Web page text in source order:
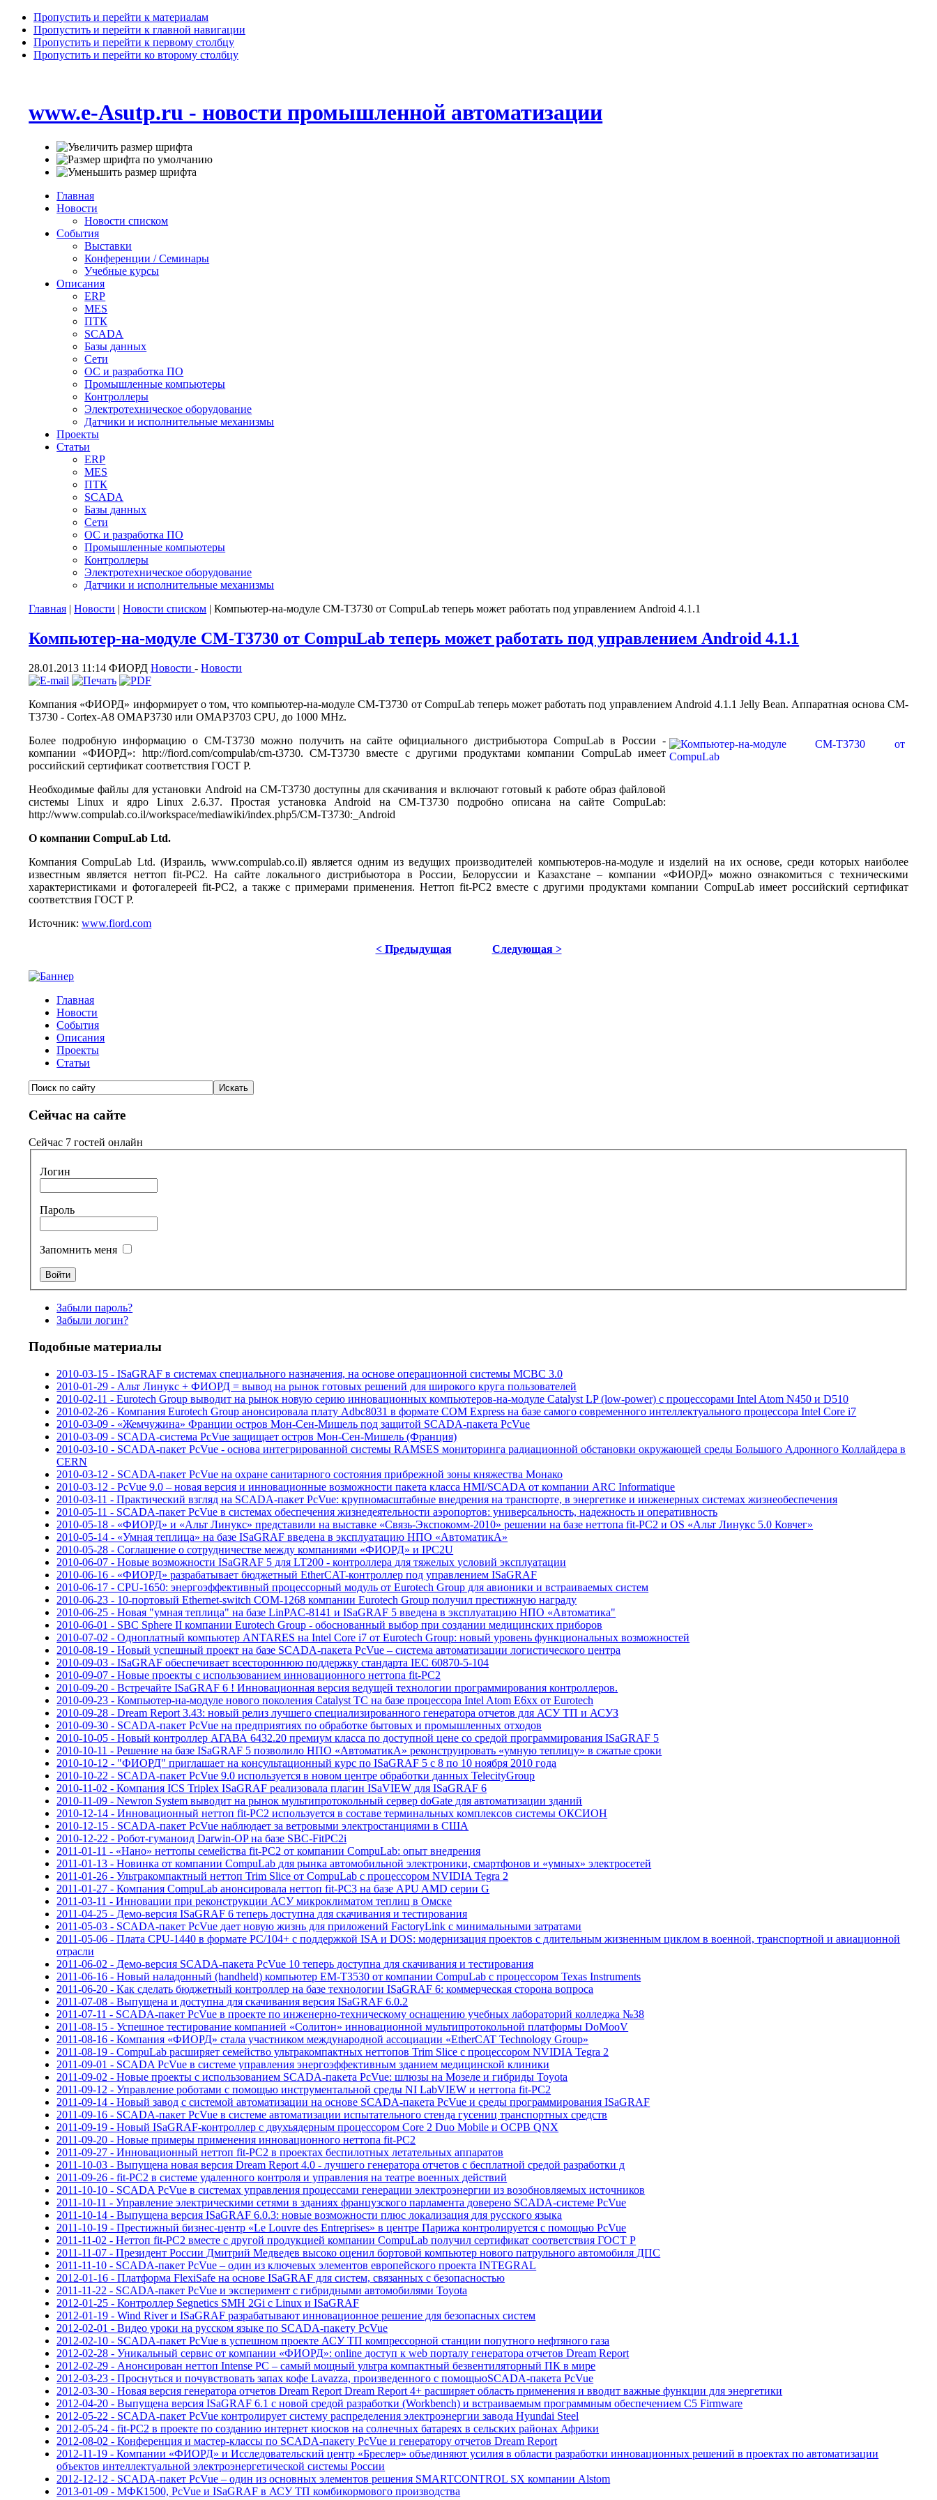
Пропустить и перейти к материалам
Пропустить и перейти к главной навигации
Пропустить и перейти к первому столбцу
Пропустить и перейти ко второму столбцу
www.e-Asutp.ru - новости промышленной автоматизации
Главная
Новости
Новости списком
События
Выставки
Конференции / Семинары
Учебные курсы
Описания
ERP
MES
ПТК
SCADA
Базы данных
Сети
ОС и разработка ПО
Промышленные компьютеры
Контроллеры
Электротехническое оборудование
Датчики и исполнительные механизмы
Проекты
Статьи
ERP
MES
ПТК
SCADA
Базы данных
Сети
ОС и разработка ПО
Промышленные компьютеры
Контроллеры
Электротехническое оборудование
Датчики и исполнительные механизмы
Главная |Новости |Новости списком | Компьютер-на-модуле CM-T3730 от CompuLab теперь может работать под управлением Android 4.1.1
Компьютер-на-модуле CM-T3730 от CompuLab теперь может работать под управлением Android 4.1.1
28.01.2013 11:14ФИОРДНовости-Новости
Компания «ФИОРД» информирует о том, что компьютер-на-модуле CM-T3730 от CompuLab теперь может работать под управлением Android 4.1.1 Jelly Bean. Аппаратная основа CM-
T3730 - Cortex-A8 OMAP3730 или OMAP3703 CPU, до 1000 MHz.
Более подробную информацию о CM-T3730 можно получить на сайте официального дистрибьютора CompuLab в России -
компании «ФИОРД»: http://fiord.com/compulab/cm-t3730. CM-T3730 вместе с другими продуктами компании CompuLab имеет
российский сертификат соответствия ГОСТ Р.
Необходимые файлы для установки Android на CM-T3730 доступны для скачивания и включают готовый к работе образ файловой
системы Linux и ядро Linux 2.6.37. Простая установка Android на CM-T3730 подробно описана на сайте CompuLab:
http://www.compulab.co.il/workspace/mediawiki/index.php5/CM-T3730:_Android
О компании CompuLab Ltd.
Компания CompuLab Ltd. (Израиль, www.compulab.co.il) является одним из ведущих производителей компьютеров-на-модуле и изделий на их основе, среди которых наиболее
известным является неттоп fit-PC2. На сайте локального дистрибьютора в России, Белоруссии и Казахстане – компании «ФИОРД» можно ознакомиться с техническими
характеристиками и фотогалереей fit-PC2, а также с примерами применения. Неттоп fit-PC2 вместе с другими продуктами компании CompuLab имеет российский сертификат
соответствия ГОСТ Р.
Источник:www.fiord.com
< Предыдущая Следующая >
Главная
Новости
События
Описания
Проекты
Статьи
Сейчас на сайте
Сейчас 7 гостей онлайн
Логин
Пароль
Запомнить меня
Забыли пароль?
Забыли логин?
Подобные материалы
2010-03-15 - ISaGRAF в системах специального назначения, на основе операционной системы МСВС 3.0
2010-01-29 - Альт Линукс + ФИОРД = вывод на рынок готовых решений для широкого круга пользователей
2010-02-11 - Eurotech Group выводит на рынок новую серию инновационных компьютеров-на-модуле Catalyst LP (low-power) с процессорами Intel Atom N450 и D510
2010-02-26 - Компания Eurotech Group анонсировала плату Adbc8031 в формате COM Express на базе самого современного интеллектуального процессора Intel Core i7
2010-03-09 - «Жемчужина» Франции остров Мон-Сен-Мишель под защитой SCADA-пакета PcVue
2010-03-09 - SCADA-система PcVue защищает остров Мон-Сен-Мишель (Франция)
2010-03-10 - SCADA-пакет PcVue - основа интегрированной системы RAMSES мониторинга радиационной обстановки окружающей среды Большого Адронного Коллайдера в
CERN
2010-03-12 - SCADA-пакет PcVue на охране санитарного состояния прибрежной зоны княжества Монако
2010-03-12 - PcVue 9.0 – новая версия и инновационные возможности пакета класса HMI/SCADA от компании ARC Informatique
2010-03-11 - Практический взгляд на SCADA-пакет PcVue: крупномасштабные внедрения на транспорте, в энергетике и инженерных системах жизнеобеспечения
2010-05-11 - SCADA-пакет PcVue в системах обеспечения жизнедеятельности аэропортов: универсальность, надежность и оперативность
2010-05-18 - «ФИОРД» и «Альт Линукс» представили на выставке «Связь-Экспокомм-2010» решении на базе неттопa fit-PC2 и OS «Альт Линукс 5.0 Ковчег»
2010-05-14 - «Умная теплица» на базе ISaGRAF введена в эксплуатацию НПО «АвтоматикА»
2010-05-28 - Соглашение о сотрудничестве между компаниями «ФИОРД» и IPC2U
2010-06-07 - Новые возможности ISaGRAF 5 для LT200 - контроллера для тяжелых условий эксплуатации
2010-06-16 - «ФИОРД» разрабатывает бюджетный EtherCAT-контроллер под управлением ISaGRAF
2010-06-17 - CPU-1650: энергоэффективный процессорный модуль от Eurotech Group для авионики и встраиваемых систем
2010-06-23 - 10-портовый Ethernet-switch COM-1268 компании Eurotech Group получил престижную награду
2010-06-25 - Новая "умная теплица" на базе LinPAС-8141 и ISaGRAF 5 введена в эксплуатацию НПО «Автоматика"
2010-06-01 - SBC Sphere II компании Eurotech Group - обоснованный выбор при создании медицинских приборов
2010-07-02 - Одноплатный компьютер ANTARES на Intel Core i7 от Eurotech Group: новый уровень функциональных возможностей
2010-08-19 - Новый успешный проект на базе SCADA-пакета PcVue – система автоматизации логистического центра
2010-09-03 - ISaGRAF обеспечивает всестороннюю поддержку стандарта IEC 60870-5-104
2010-09-07 - Новые проекты с использованием инновационного неттопа fit-PC2
2010-09-20 - Встречайте ISaGRAF 6 ! Инновационная версия ведущей технологии программирования контроллеров.
2010-09-23 - Компьютер-на-модуле нового поколения Catalyst TC на базе процессора Intel Atom E6xx от Eurotech
2010-09-28 - Dream Report 3.43: новый релиз лучшего специализированного генератора отчетов для АСУ ТП и АСУЗ
2010-09-30 - SCADA-пакет PcVue на предприятиях по обработке бытовых и промышленных отходов
2010-10-05 - Новый контроллер АГАВА 6432.20 премиум класса по доступной цене со средой программирования ISaGRAF 5
2010-10-11 - Решение на базе ISaGRAF 5 позволило НПО «АвтоматикА» реконструировать «умную теплицу» в сжатые сроки
2010-10-12 - "ФИОРД" приглашает на консультационный курс по ISaGRAF 5 с 8 по 10 ноября 2010 года
2010-10-22 - SCADA-пакет PcVue 9.0 используется в новом центре обработки данных TelecityGroup
2010-11-02 - Компания ICS Triplex ISaGRAF реализовала плагин ISaVIEW для ISaGRAF 6
2010-11-09 - Newron System выводит на рынок мультипротокольный сервер doGate для автоматизации зданий
2010-12-14 - Инновационный неттоп fit-PC2 используется в составе терминальных комплексов системы ОКСИОН
2010-12-15 - SCADA-пакет PcVue наблюдает за ветровыми электростанциями в США
2010-12-22 - Робот-гуманоид Darwin-OP на базе SBC-FitPC2i
2011-01-11 - «Нано» неттопы семейства fit-PC2 от компании CompuLab: опыт внедрения
2011-01-13 - Новинка от компании CompuLab для рынка автомобильной электроники, смартфонов и «умных» электросетей
2011-01-26 - Ультракомпактный неттоп Trim Slice от CompuLab с процессором NVIDIA Tegra 2
2011-01-27 - Компания CompuLab анонсировала неттоп fit-PC3 на базе APU AMD серии G
2011-03-11 - Инновации при реконструкции АСУ микроклиматом теплиц в Омске
2011-04-25 - Демо-версия ISaGRAF 6 теперь доступна для скачивания и тестирования
2011-05-03 - SCADA-пакет PcVue дает новую жизнь для приложений FactoryLink с минимальными затратами
2011-05-06 - Плата CPU-1440 в формате PC/104+ с поддержкой ISA и DOS: модернизация проектов с длительным жизненным циклом в военной, транспортной и авиационной
отрасли
2011-06-02 - Демо-версия SCADA-пакета PcVue 10 теперь доступна для скачивания и тестирования
2011-06-16 - Новый наладонный (handheld) компьютер EM-T3530 от компании CompuLab с процессором Texas Instruments
2011-06-20 - Как сделать бюджетный контроллер на базе технологии ISaGRAF 6: коммерческая сторона вопроса
2011-07-08 - Выпущена и доступна для скачивания версия ISaGRAF 6.0.2
2011-07-11 - SCADA-пакет PcVue в проекте по инженерно-техническому оснащению учебных лабораторий колледжа №38
2011-08-15 - Успешное тестирование компанией «Солитон» инновационной мультипротокольной платформы DoMooV
2011-08-16 - Компания «ФИОРД» стала участником международной ассоциации «EtherCAT Technology Group»
2011-08-19 - CompuLab расширяет семейство ультракомпактных неттопов Trim Slice с процессором NVIDIA Tegra 2
2011-09-01 - SCADA PcVue в системе управления энергоэффективным зданием медицинской клиники
2011-09-02 - Новые проекты с использованием SCADA-пакета PcVue: шлюзы на Мозеле и гибриды Toyota
2011-09-12 - Управление роботами с помощью инструментальной среды NI LabVIEW и неттопа fit-PC2
2011-09-14 - Новый завод с системой автоматизации на основе SCADA-пакета PcVue и среды программирования ISaGRAF
2011-09-16 - SCADA-пакет PcVue в системе автоматизации испытательного стенда гусениц транспортных средств
2011-09-19 - Новый ISaGRAF-контроллер с двухъядерным процессором Core 2 Duo Mobile и ОСРВ QNX
2011-09-20 - Новые примеры применения инновационного неттопа fit-PC2
2011-09-27 - Инновационный неттоп fit-PC2 в проектах беспилотных летательных аппаратов
2011-10-03 - Выпущена новая версия Dream Report 4.0 - лучшего генератора отчетов с бесплатной средой разработки д
2011-09-26 - fit-PC2 в системе удаленного контроля и управления на театре военных действий
2011-10-10 - SCADA PcVue в системах управления процессами генерации электроэнергии из возобновляемых источников
2011-10-11 - Управление электрическими сетями в зданиях французского парламента доверено SCADA-системе PcVue
2011-10-14 - Выпущена версия ISaGRAF 6.0.3: новые возможности плюс локализация для русского языка
2011-10-19 - Престижный бизнес-центр «Le Louvre des Entreprises» в центре Парижа контролируется с помощью PcVue
2011-11-02 - Неттоп fit-PC2 вместе с другой продукцией компании CompuLab получил сертификат соответствия ГОСТ Р
2011-11-07 - Президент России Дмитрий Медведев высоко оценил бортовой компьютер нового патрульного автомобиля ДПС
2011-11-10 - SCADA-пакет PcVue – один из ключевых элементов европейского проекта INTEGRAL
2012-01-16 - Платформа FlexiSafe на основе ISaGRAF для систем, связанных с безопасностью
2011-11-22 - SCADA-пакет PcVue и эксперимент с гибридными автомобилями Toyota
2012-01-25 - Контроллер Segnetics SMH 2Gi с Linux и ISaGRAF
2012-01-19 - Wind River и ISaGRAF разрабатывают инновационное решение для безопасных систем
2012-02-01 - Видео уроки на русском языке по SCADA-пакету PcVue
2012-02-10 - SCADA-пакет PcVue в успешном проекте АСУ ТП компрессорной станции попутного нефтяного газа
2012-02-28 - Уникальный сервис от компании «ФИОРД»: online доступ к web порталу генератора отчетов Dream Report
2012-02-29 - Анонсирован неттоп Intense PC – самый мощный ультра компактный безвентиляторный ПК в мире
2012-03-23 - Проснуться и почувствовать запах кофе Lavazza, произведенного с помощьюSCADA-пакета PcVue
2012-03-30 - Новая версия генератора отчетов Dream Report Dream Report 4+ расширяет область применения и вводит важные функции для энергетики
2012-04-20 - Выпущена версия ISaGRAF 6.1 с новой средой разработки (Workbench) и встраиваемым программным обеспечением C5 Firmware
2012-05-22 - SCADA-пакет PcVue контролирует систему распределения электроэнергии завода Hyundai Steel
2012-05-24 - fit-PC2 в проекте по созданию интернет киосков на солнечных батареях в сельских районах Африки
2012-08-02 - Конференция и мастер-классы по SCADA-пакету PcVue и генератору отчетов Dream Report
2012-11-19 - Компании «ФИОРД» и Исследовательский центр «Бреслер» объединяют усилия в области разработки инновационных решений в проектах по автоматизации
объектов интеллектуальной электроэнергетической системы России
2012-12-12 - SCADA-пакет PcVue – один из основных элементов решения SMARTCONTROL SX компании Alstom
2013-01-09 - МФК1500, PcVue и ISaGRAF в АСУ ТП комбикормового производства